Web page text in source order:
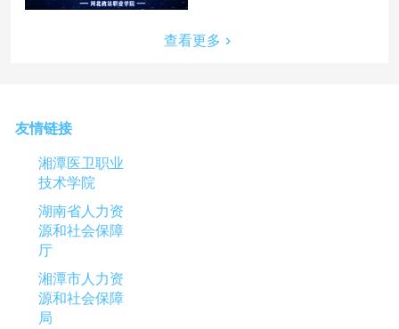
查看更多
友情链接
湘潭医卫职业
技术学院
湖南省人力资
源和社会保障
厅
湘潭市人力资
源和社会保障
局